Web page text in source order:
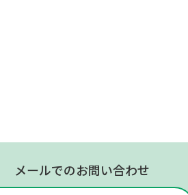
メールでのお問い合わせ